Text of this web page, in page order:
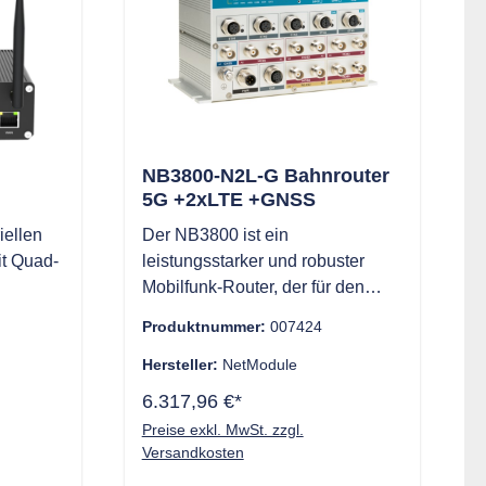
Software basiert auf bewährten
Komponenten wie einem
Embedded Linux und einer
leistungsfähigen
Softwareerweiterungen können
über ein ausgeklügeltes SDK
Quad-
NB3800-N2L-G Bahnrouter
5G +2xLTE +GNSS
Der NB3800 ist ein
leistungsstarker und robuster
Mobilfunk-Router, der für den
Zulassungen für die
Bahnindustrie, seiner
Sicherheitsmerkmalen und seiner
Produktnummer: 007424
Hersteller: NetModule
6.317,96 €*
Preise exkl. MwSt. zzgl.
Versandkosten